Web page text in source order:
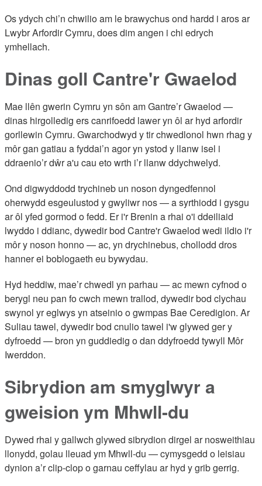
Os ydych chi’n chwilio am le brawychus ond hardd i aros ar
Lwybr Arfordir Cymru, does dim angen i chi edrych
ymhellach.
Dinas goll Cantre'r Gwaelod
Mae llên gwerin Cymru yn sôn am Gantre’r Gwaelod —
dinas hirgolledig ers canrifoedd lawer yn ôl ar hyd arfordir
gorllewin Cymru. Gwarchodwyd y tir chwedlonol hwn rhag y
môr gan gatiau a fyddai’n agor yn ystod y llanw isel i
ddraenio’r dŵr a'u cau eto wrth i’r llanw ddychwelyd.
Ond digwyddodd trychineb un noson dyngedfennol
oherwydd esgeulustod y gwyliwr nos — a syrthiodd i gysgu
ar ôl yfed gormod o fedd. Er i'r Brenin a rhai o'i ddeiliaid
lwyddo i ddianc, dywedir bod Cantre'r Gwaelod wedi ildio i'r
môr y noson honno — ac, yn drychinebus, chollodd dros
hanner ei boblogaeth eu bywydau.
Hyd heddiw, mae’r chwedl yn parhau — ac mewn cyfnod o
berygl neu pan fo cwch mewn trallod, dywedir bod clychau
swynol yr eglwys yn atseinio o gwmpas Bae Ceredigion. Ar
Suliau tawel, dywedir bod cnulio tawel i'w glywed ger y
dyfroedd — bron yn guddiedig o dan ddyfroedd tywyll Môr
Iwerddon.
Sibrydion am smyglwyr a
gweision ym Mhwll-du
Dywed rhai y gallwch glywed sibrydion dirgel ar nosweithiau
llonydd, golau lleuad ym Mhwll-du — cymysgedd o leisiau
dynion a’r clip-clop o garnau ceffylau ar hyd y grib gerrig.